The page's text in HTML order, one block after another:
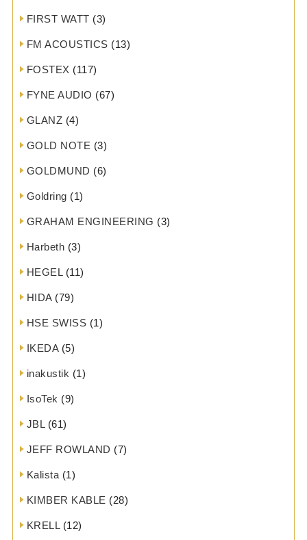
FIRST WATT (3)
FM ACOUSTICS (13)
FOSTEX (117)
FYNE AUDIO (67)
GLANZ (4)
GOLD NOTE (3)
GOLDMUND (6)
Goldring (1)
GRAHAM ENGINEERING (3)
Harbeth (3)
HEGEL(11)
HIDA(79)
HSE SWISS (1)
IKEDA(5)
inakustik (1)
IsoTek (9)
JBL(61)
JEFF ROWLAND (7)
Kalista (1)
KIMBER KABLE (28)
KRELL(12)